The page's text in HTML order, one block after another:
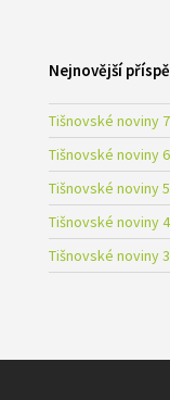
Nejnovější
Tišnovské noviny
Tišnovské noviny
Tišnovské noviny
Tišnovské noviny
Tišnovské noviny